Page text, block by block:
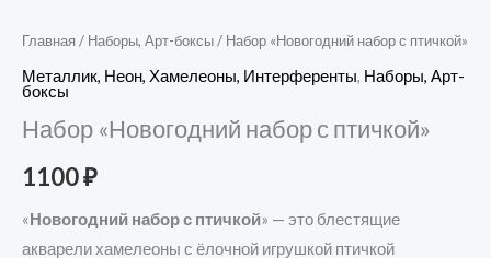
Главная / Наборы, Арт-боксы/ Набор «Новогодний набор с птичкой»
Металлик, Неон, Хамелеоны, Интерференты, Наборы, Арт-
боксы
Набор «Новогодний набор с птичкой»
1100₽
«Новогодний набор с птичкой» — это блестящие
акварели хамелеоны с ёлочной игрушкой птичкой